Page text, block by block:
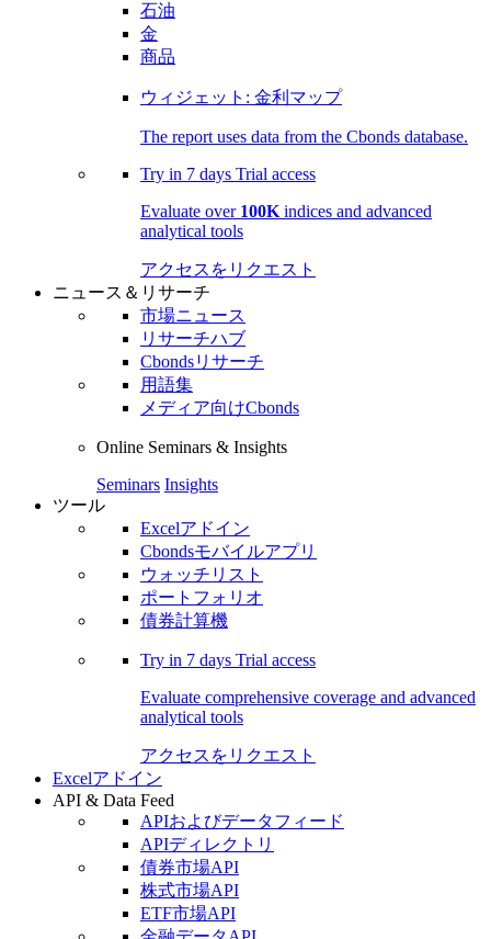
石油
金
商品
ウィジェット: 金利マップ
The report uses data from the Cbonds database.
Try in 7 days Trial access
Evaluate over 100K indices and advanced
analytical tools
アクセスをリクエスト
ニュース＆リサーチ
市場ニュース
リサーチハブ
Cbondsリサーチ
用語集
メディア向けCbonds
Online Seminars & Insights
Seminars Insights
ツール
Excelアドイン
Cbondsモバイルアプリ
ウォッチリスト
ポートフォリオ
債券計算機
Try in 7 days Trial access
Evaluate comprehensive coverage and advanced
analytical tools
アクセスをリクエスト
Excelアドイン
API & Data Feed
APIおよびデータフィード
APIディレクトリ
債券市場API
株式市場API
ETF市場API